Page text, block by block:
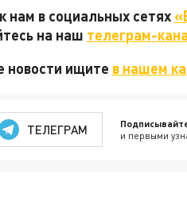
нам в социальных сетях
на наш телеграм-
новости ищите в нашем
ТЕЛЕГРАМ и первыми